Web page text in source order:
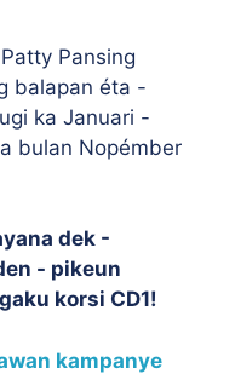
Pansing
balapan éta -
ka Januari -
bulan Nopémber
dek -
- pikeun
korsi CD1!
kampanye